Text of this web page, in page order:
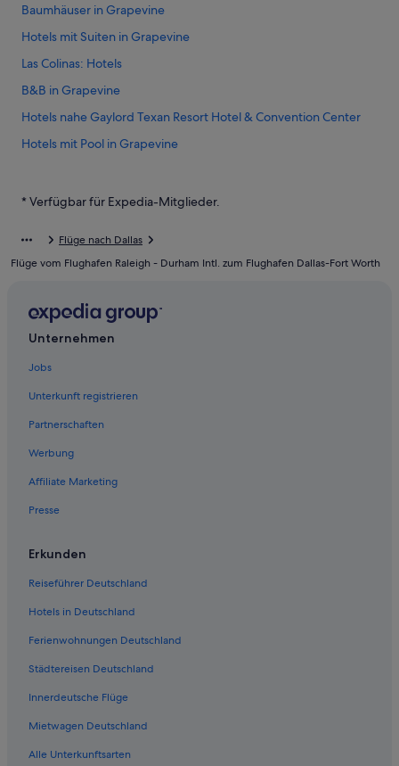
Baumhäuser in Grapevine
Hotels mit Suiten in Grapevine
Las Colinas: Hotels
B&B in Grapevine
Hotels nahe Gaylord Texan Resort Hotel & Convention Center
Hotels mit Pool in Grapevine
Best Western Hotels in Grapevine
Hotels mit Whirlpool in Grapevine
Red Roof Inn Hotels in Grapevine
Grapevine Hotels
Strand in Grapevine
Hotels nahe Grapevine Historic Main Street District
All-Inclusive- in Grapevine
* Verfügbar für Expedia-Mitglieder.
Flüge nach Dallas
Flüge vom Flughafen Raleigh - Durham Intl. zum Flughafen Dallas-Fort Worth
Unternehmen
Jobs
Unterkunft registrieren
Partnerschaften
Werbung
Affiliate Marketing
Presse
Erkunden
Reiseführer Deutschland
Hotels in Deutschland
Ferienwohnungen Deutschland
Städtereisen Deutschland
Innerdeutsche Flüge
Mietwagen Deutschland
Alle Unterkunftsarten